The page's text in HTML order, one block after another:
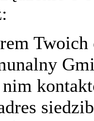
Twoich